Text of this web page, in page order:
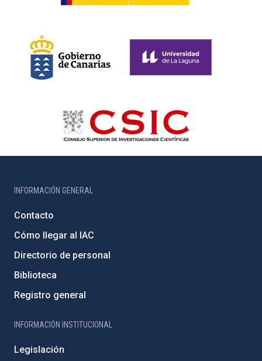
INFORMACIÓN GENERAL
Contacto
Cómo llegar al IAC
Directorio de personal
Biblioteca
Registro general
INFORMACIÓN INSTITUCIONAL
Legislación